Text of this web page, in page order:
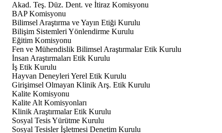
Akad. Teş. Düz. Dent. ve İtiraz Komisyonu
BAP Komisyonu
Bilimsel Araştırma ve Yayın Etiği Kurulu
Bilişim Sistemleri Yönlendirme Kurulu
Eğitim Komisyonu
Fen ve Mühendislik Bilimsel Araştırmalar Etik Kurulu
İnsan Araştırmaları Etik Kurulu
İş Etik Kurulu
Hayvan Deneyleri Yerel Etik Kurulu
Girişimsel Olmayan Klinik Arş. Etik Kurulu
Kalite Komisyonu
Kalite Alt Komisyonları
Klinik Araştırmalar Etik Kurulu
Sosyal Tesis Yürütme Kurulu
Sosyal Tesisler İşletmesi Denetim Kurulu